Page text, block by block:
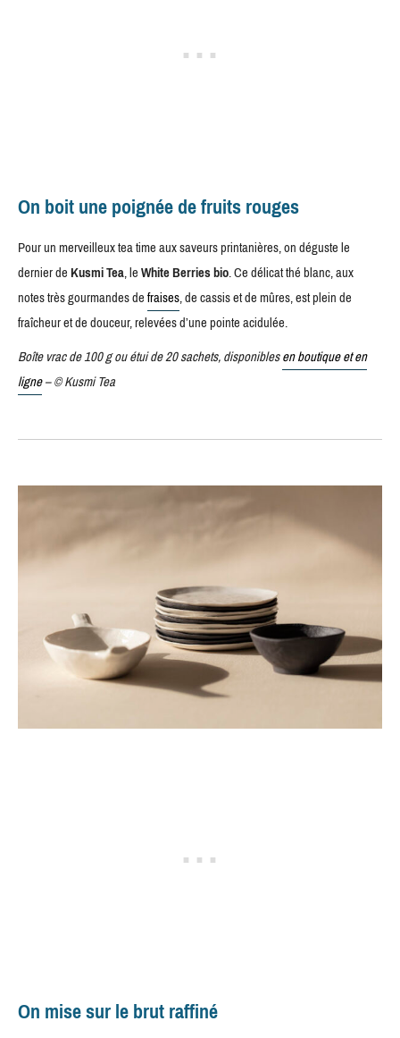
On boit une poignée de fruits rouges
Pour un merveilleux tea time aux saveurs printanières, on déguste le
dernier deKusmi Tea, leWhite Berries bio. Ce délicat thé blanc, aux
notes très gourmandes defraises, de cassis et de mûres, est plein de
fraîcheur et de douceur, relevées d’une pointe acidulée.
Boîte vrac de 100 g ou étui de 20 sachets, disponiblesen boutique et en
ligne– © Kusmi Tea
On mise sur le brut raffiné